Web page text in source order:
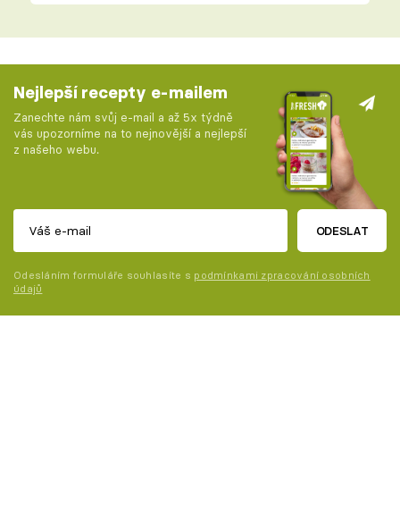
Nejlepší recepty e-mailem
Zanechte nám svůj e-mail a až 5x týdně
vás upozorníme na to nejnovější a nejlepší
z našeho webu.
ODESLAT
Odesláním formuláře souhlasíte s podmínkami zpracování osobních
údajů